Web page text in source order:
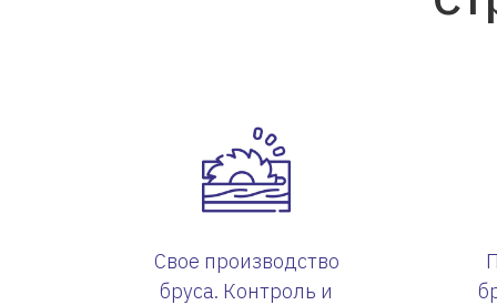
Свое производство
бруса. Контроль и